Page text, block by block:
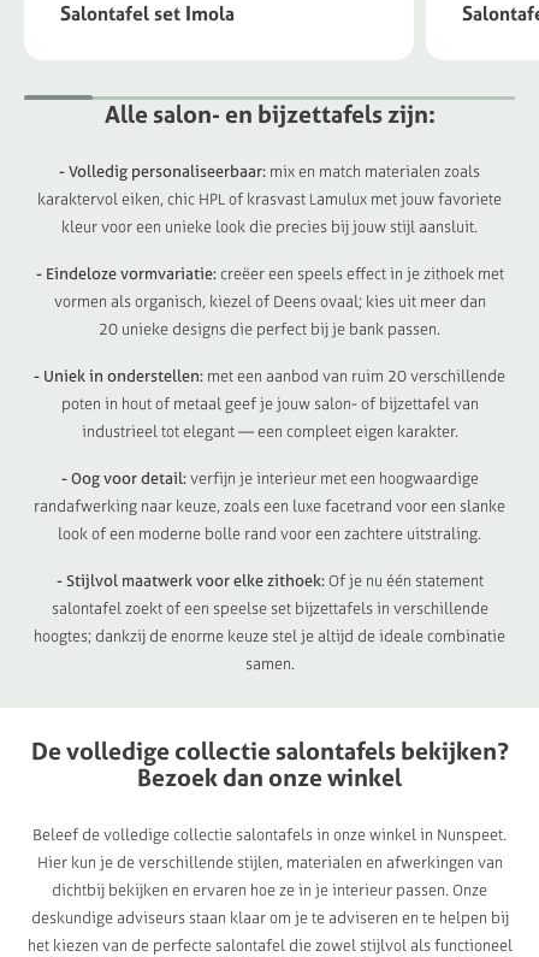
Salontafel set Imola
Alle salon- en bijzettafelszijn:
- Volledig personaliseerbaar: mix en match materialen zoals
karaktervol eiken, chic HPL of krasvast Lamulux met jouw favoriete
kleur voor een unieke look die precies bij jouw stijl aansluit.
- Eindeloze vormvariatie:creëer een speels effect in je zithoek met
vormen als organisch, kiezel of Deens ovaal; kies uit meer dan
20 unieke designs die perfect bij je bank passen.
- Uniek in onderstellen: met een aanbod van ruim 20 verschillende
poten in hout of metaal geef je jouw salon- of bijzettafel van
industrieel tot elegant — een compleet eigen karakter.
- Oog voor detail:verfijn je interieur met een hoogwaardige
randafwerking naar keuze, zoals een luxe facetrand voor een slanke
look of een moderne bolle rand voor een zachtere uitstraling.
- Stijlvol maatwerk voor elke zithoek:Of je nu één statement
salontafel zoekt of een speelse set bijzettafels in verschillende
hoogtes; dankzij de enorme keuze stel je altijd de ideale combinatie
samen.
Devolledige collectie salontafels bekijken?
Bezoek dan onzewinkel
Beleef de volledige collectie salontafels in onze winkel in Nunspeet.
Hier kun je de verschillende stijlen, materialen en afwerkingen van
dichtbij bekijken en ervaren hoe ze in je interieur passen. Onze
deskundige adviseurs staan klaar om je te adviseren en te helpen bij
het kiezen van de perfecte salontafel die zowel stijlvol als functioneel